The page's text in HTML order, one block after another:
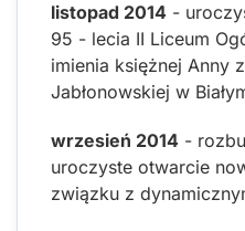
listopad 2014 -
95 - lecia II Liceum
imienia księżnej Anny
Jabłonowskiej w
wrzesień 2014 -
uroczyste otwarcie
związku z